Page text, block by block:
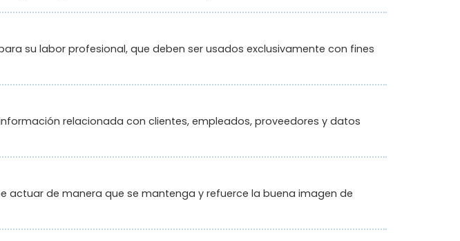
su labor profesional, que deben ser usados exclusivamente con fines
relacionada con clientes, empleados, proveedores y datos
de manera que se mantenga y refuerce la buena imagen de